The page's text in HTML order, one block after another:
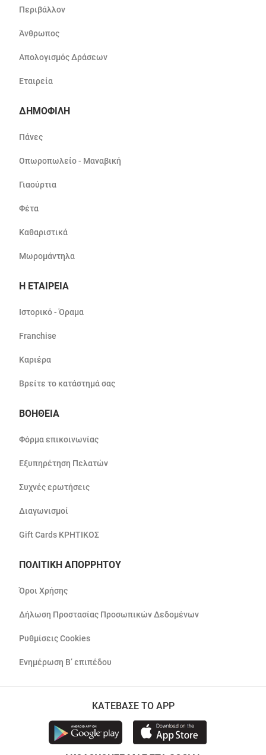
Περιβάλλον
Άνθρωπος
Απολογισμός Δράσεων
Εταιρεία
ΔΗΜΟΦΙΛΗ
Πάνες
Οπωροπωλείο - Μαναβική
Γιαούρτια
Φέτα
Καθαριστικά
Μωρομάντηλα
Η ΕΤΑΙΡΕΙΑ
Ιστορικό - Όραμα
Franchise
Καριέρα
Βρείτε το κατάστημά σας
ΒΟΗΘΕΙΑ
Φόρμα επικοινωνίας
Εξυπηρέτηση Πελατών
Συχνές ερωτήσεις
Διαγωνισμοί
Gift Cards ΚΡΗΤΙΚΟΣ
ΠΟΛΙΤΙΚΗ ΑΠΟΡΡΗΤΟΥ
Όροι Χρήσης
Δήλωση Προστασίας Προσωπικών Δεδομένων
Ρυθμίσεις Cookies
Ενημέρωση Β’ επιπέδου
ΚΑΤΕΒΑΣΕ ΤΟ APP